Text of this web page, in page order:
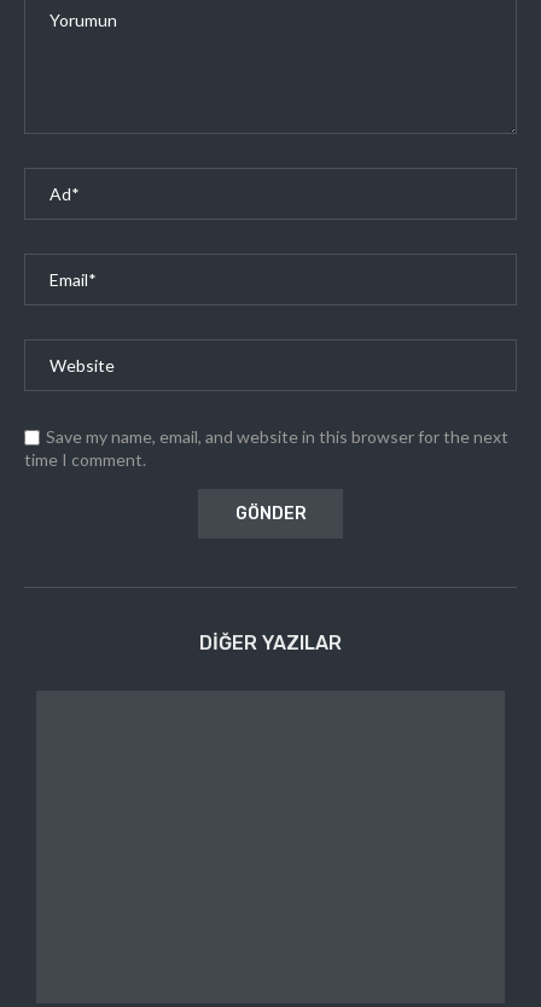
Save my name, email, and website in this browser for the next
time I comment.
DIĞER YAZILAR